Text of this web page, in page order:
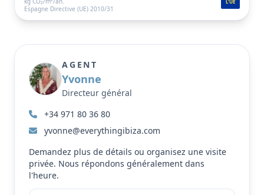
Espagne Directive (UE) 2010/31
AGENT
Yvonne
Directeur général
+34 971 80 36 80
yvonne@everythingibiza.com
Demandez plus de détails ou organisez une visite
privée. Nous répondons généralement dans
l'heure.